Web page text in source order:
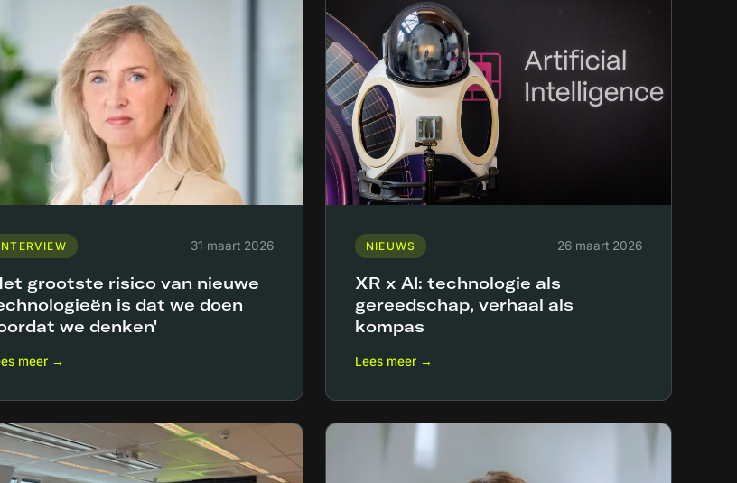
31 maart 2026
grootste risico van nieuwe
is dat we doen
we denken'
meer →
NIEUWS 26 maart 2026
XR x AI: technologie als
gereedschap, verhaal als
kompas
Lees meer →